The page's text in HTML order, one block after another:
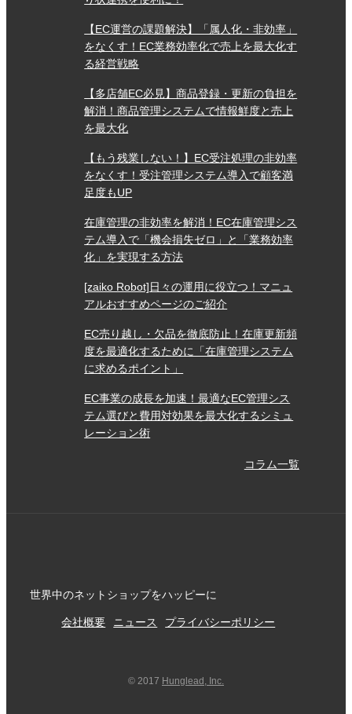
【EC運営の課題解決】「属人化・非効率」
をなくす！EC業務効率化で売上を最大化す
る経営戦略
【多店舗EC必見】商品登録・更新の負担を
解消！商品管理システムで情報鮮度と売上
を最大化
【もう残業しない！】EC受注処理の非効率
をなくす！受注管理システム導入で顧客満
足度もUP
在庫管理の非効率を解消！EC在庫管理シス
テム導入で「機会損失ゼロ」と「業務効率
化」を実現する方法
[zaiko Robot]日々の運用に役立つ！マニュ
アルおすすめページのご紹介
EC売り越し・欠品を徹底防止！在庫更新頻
度を最適化するために「在庫管理システム
に求めるポイント」
EC事業の成長を加速！最適なEC管理シス
テム選びと費用対効果を最大化するシミュ
レーション術
コラム一覧
世界中のネットショップをハッピーに
会社概要 ニュース プライバシーポリシー
© 2017 Hunglead, Inc.